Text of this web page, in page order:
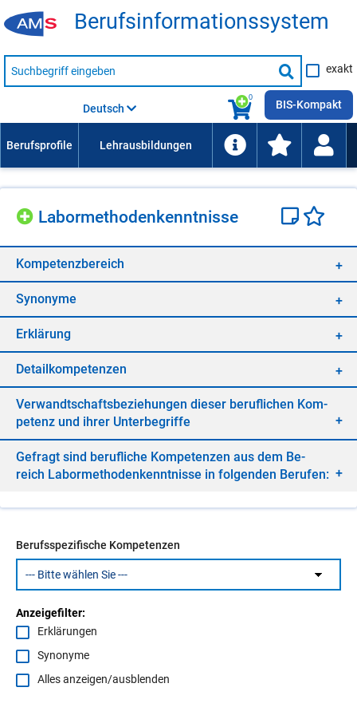
Be­rufs­in­for­ma­ti­ons­sys­tem
Suche
nach
Suche
starten
exakt
0
Deutsch BIS-Kompakt
La­bor­me­tho­den­kennt­nis­se
Kom­pe­tenz­be­reich
Syn­ony­me
Er­klä­rung
De­tail­kom­pe­ten­zen
Ver­wandt­schafts­be­zie­hun­gen die­ser be­ruf­li­chen Kom­
pe­tenz und ih­rer Un­ter­be­grif­fe
Ge­fragt sind be­ruf­li­che Kom­pe­ten­zen aus dem Be­
reich La­bor­me­tho­den­kennt­nis­se in fol­gen­den Be­ru­fen:
Berufsspezifische Kompetenzen
Anzeigefilter:
Erklärungen
Synonyme
Alles anzeigen/ausblenden